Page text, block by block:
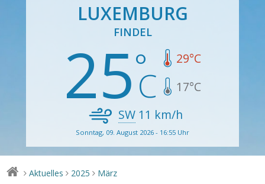
LUXEMBURG
FINDEL
25 29°C
17°C
SW11 km/h
Sonntag, 09. August 2026 - 16:55 Uhr
> Aktuelles > 2025 > März